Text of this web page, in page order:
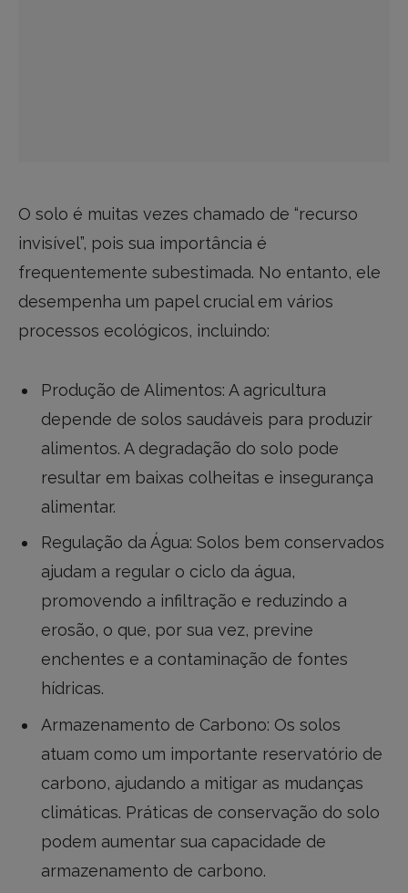
O solo é muitas vezes chamado de “recurso
invisível”, pois sua importância é
frequentemente subestimada. No entanto, ele
desempenha um papel crucial em vários
processos ecológicos, incluindo:
Produção de Alimentos: A agricultura
depende de solos saudáveis para produzir
alimentos. A degradação do solo pode
resultar em baixas colheitas e insegurança
alimentar.
Regulação da Água: Solos bem conservados
ajudam a regular o ciclo da água,
promovendo a infiltração e reduzindo a
erosão, o que, por sua vez, previne
enchentes e a contaminação de fontes
hídricas.
Armazenamento de Carbono: Os solos
atuam como um importante reservatório de
carbono, ajudando a mitigar as mudanças
climáticas. Práticas de conservação do solo
podem aumentar sua capacidade de
armazenamento de carbono.